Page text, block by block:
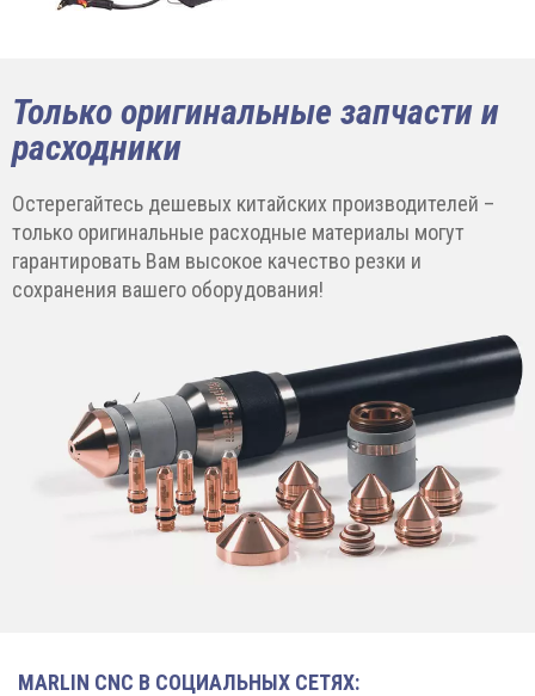
Только оригинальные запчасти и
расходники
Остерегайтесь дешевых китайских производителей –
только оригинальные расходные материалы могут
гарантировать Вам высокое качество резки и
сохранения вашего оборудования!
MARLIN CNC В СОЦИАЛЬНЫХ СЕТЯХ: